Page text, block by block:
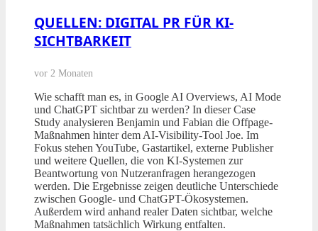
QUELLEN: DIGITAL PR FÜR KI-
SICHTBARKEIT
vor 2 Monaten
Wie schafft man es, in Google AI Overviews, AI Mode
und ChatGPT sichtbar zu werden? In dieser Case
Study analysieren Benjamin und Fabian die Offpage-
Maßnahmen hinter dem AI-Visibility-Tool Joe. Im
Fokus stehen YouTube, Gastartikel, externe Publisher
und weitere Quellen, die von KI-Systemen zur
Beantwortung von Nutzeranfragen herangezogen
werden. Die Ergebnisse zeigen deutliche Unterschiede
zwischen Google- und ChatGPT-Ökosystemen.
Außerdem wird anhand realer Daten sichtbar, welche
Maßnahmen tatsächlich Wirkung entfalten.